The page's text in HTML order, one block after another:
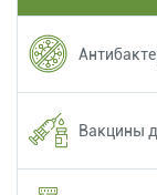
Вакцины